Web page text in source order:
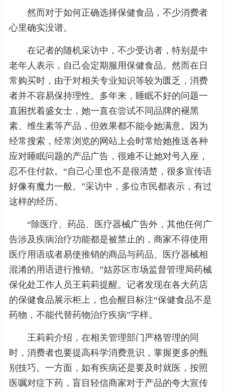
然而对于如何正确选择保健食品，不少消费者
心里确实没谱。
在记者的随机采访中，不少受访者，特别是中
老年人表示，自己会定期服用保健食品。然而在日
常购买时，由于对相关专业知识等较为匮乏，消费
者并不容易保持理性。多年来，睡眠不好的问题一
直困扰着盛女士，她一直在尝试不同品牌的褪黑
素、维生素等产品，但效果都不能令她满意。因为
经常搜索，经常浏览的网站上会时常给她推送各种
应对睡眠问题的产品广告，很难不让她对号入座，
忍不住付款。“自己心里也不是很清楚，很多宣传语
好像有魔力一般。”采访中，多位市民都表示，有过
这样的经历。
“除医疗、药品、医疗器械广告外，其他任何广
告涉及疾病治疗功能都是被禁止的，商家不得使用
医疗用语或者易使推销的商品与药品、医疗器械相
混淆的用语进行推销。”姑苏区市场监督管理局药械
保化处工作人员王莉莉提醒。记者发现在各大药店
的保健食品展示柜上，也会醒目标注“保健食品不是
药物，不能代替药物治疗疾病”字样。
王莉莉介绍，在相关管理部门严格管理的同
时，消费者也要提高科学消费意识，掌握更多的甄
别技巧。一方面，如有疾病还是要及时就医，按照
医嘱对症下药，盲目轻信商家对于产品的夸大宣传